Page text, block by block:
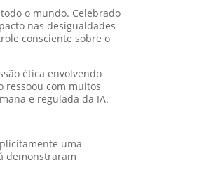
o mundo. Celebrado
nas desigualdades
consciente sobre o
ética envolvendo
ressoou com muitos
e regulada da IA.
uma
demonstraram